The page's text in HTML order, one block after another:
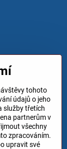
tohoto
údajů o jeho
služby třetích
partnerům v
všechny
zpracováním.
upravit své